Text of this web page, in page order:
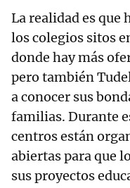
La realidad es que
los colegios sitos
donde hay más
pero también
a conocer sus
familias. Durante
centros están
abiertas para que
sus proyectos